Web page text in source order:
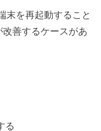
末を再起動すること
善するケースがあ
る